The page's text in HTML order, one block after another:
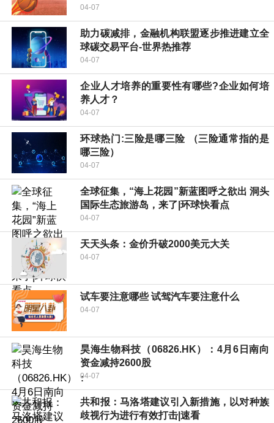
04-07
助力碳减排，金融机构联盟逐步推进建立全
球碳交易平台-世界热推荐
04-07
企业人才培养的重要性有哪些?企业如何培
养人才？
04-07
环球热门:三险是哪三险 （三险通常指的是
哪三险）
04-07
全球征集，“海上花园”新蓝图呼之欲出 洞头
国际生态旅游岛，来了|环球快看点
04-07
天天头条：金价升破2000美元大关
04-07
试车要注意哪些 试驾汽车要注意什么
04-07
昊海生物科技（06826.HK）：4月6日南向
资金减持2600股
04-07
共和报：马洛塔建议引入新措施，以对种族
歧视行为进行有效打击|速看